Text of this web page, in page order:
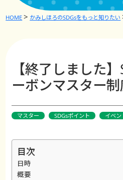
HOME かみしほろのSDGsをもっと知りたい
【終了しました
ーボンマスター
マスター SDGsポイント イベン
目次
日時
概要